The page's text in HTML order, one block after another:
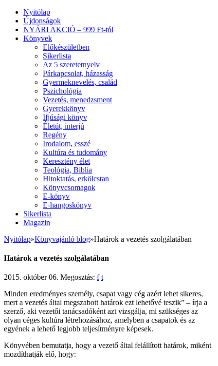
Nyitólap
Újdonságok
NYÁRI AKCIÓ – 999 Ft-tól
Könyvek
Előkészületben
Sikerlista
Az 5 szeretetnyelv
Párkapcsolat, házasság
Gyermeknevelés, család
Pszichológia
Vezetés, menedzsment
Gyerekkönyv
Ifjúsági könyv
Életút, interjú
Regény
Irodalom, esszé
Kultúra és tudomány
Keresztény élet
Teológia, Biblia
Hitoktatás, erkölcstan
Könyvcsomagok
E-könyv
E-hangoskönyv
Sikerlista
Magazin
Nyitólap»Könyvajánló blog»Határok a vezetés szolgálatában
Határok a vezetés szolgálatában
2015. október 06. Megosztás: f t
Minden eredmé­nyes személy, csapat vagy cég azért lehet sikeres,
mert a vezetés által megszabott határok ezt lehetővé teszik” – írja a
szerző, aki vezetői tanácsadóként azt vizsgálja, mi szükséges az
olyan céges kultúra létrehozásához, amelyben a csapatok és az
egyének a lehető legjobb teljesítményre képesek.
Könyvében bemutatja, hogy a vezető által felállított határok, miként
mozdíthatják elő, hogy: